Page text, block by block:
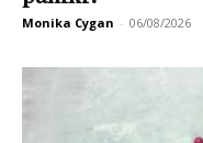
Monika Cygan - 06/08/2026